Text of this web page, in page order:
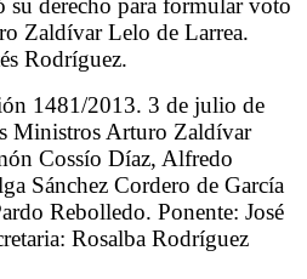
su derecho para formular voto
Zaldívar Lelo de Larrea.
Rodríguez.
1481/2013. 3 de julio de
Ministros Arturo Zaldívar
Cossío Díaz, Alfredo
Sánchez Cordero de García
Rebolledo. Ponente: José
Rosalba Rodríguez